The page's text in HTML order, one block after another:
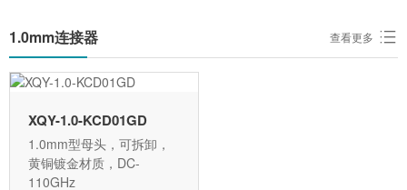
1.0mm连接器 查看更多
XQY-1.0-KCD01GD
1.0mm型母头，可拆卸，
黄铜镀金材质，DC-
110GHz